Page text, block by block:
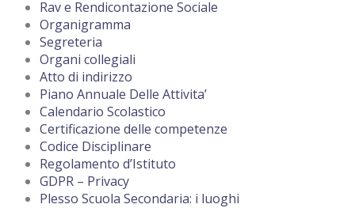
Rav e Rendicontazione Sociale
Organigramma
Segreteria
Organi collegiali
Atto di indirizzo
Piano Annuale Delle Attivita’
Calendario Scolastico
Certificazione delle competenze
Codice Disciplinare
Regolamento d’Istituto
GDPR – Privacy
Plesso Scuola Secondaria: i luoghi